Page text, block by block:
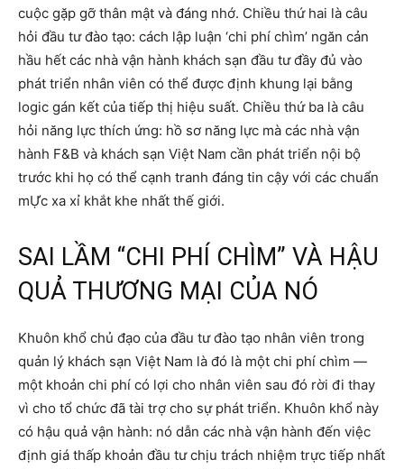
cuộc gặp gỡ thân mật và đáng nhớ. Chiều thứ hai là câu
hỏi đầu tư đào tạo: cách lập luận ‘chi phí chìm’ ngăn cản
hầu hết các nhà vận hành khách sạn đầu tư đầy đủ vào
phát triển nhân viên có thể được định khung lại bằng
logic gán kết của tiếp thị hiệu suất. Chiều thứ ba là câu
hỏi năng lực thích ứng: hồ sơ năng lực mà các nhà vận
hành F&B và khách sạn Việt Nam cần phát triển nội bộ
trước khi họ có thể cạnh tranh đáng tin cậy với các chuẩn
mỰc xa xỉ khắt khe nhất thế giới.
SAI LẦM “CHI PHÍ CHÌM” VÀ HẬU
QUẢ THƯƠNG MẠI CỦA NÓ
Khuôn khổ chủ đạo của đầu tư đào tạo nhân viên trong
quản lý khách sạn Việt Nam là đó là một chi phí chìm —
một khoản chi phí có lợi cho nhân viên sau đó rời đi thay
vì cho tổ chức đã tài trợ cho sự phát triển. Khuôn khổ này
có hậu quả vận hành: nó dẫn các nhà vận hành đến việc
định giá thấp khoản đầu tư chịu trách nhiệm trực tiếp nhất